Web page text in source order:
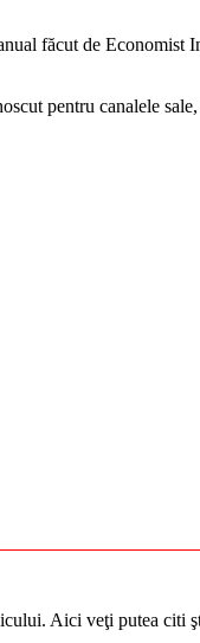
făcut de Economist
pentru canalele
Aici veţi putea citi